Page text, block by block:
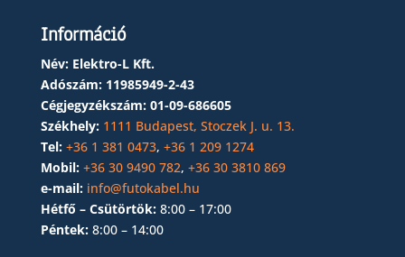
Információ
Név: Elektro-L Kft.
Adószám: 11985949-2-43
Cégjegyzékszám: 01-09-686605
Székhely: 1111 Budapest, Stoczek J. u. 13.
Tel: +36 1 381 0473, +36 1 209 1274
Mobil: +36 30 9490 782, +36 30 3810 869
e-mail: info@futokabel.hu
Hétfő – Csütörtök: 8:00 – 17:00
Péntek: 8:00 – 14:00